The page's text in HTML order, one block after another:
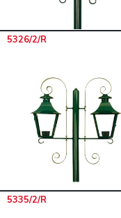
5326/2/R
5335/2/R